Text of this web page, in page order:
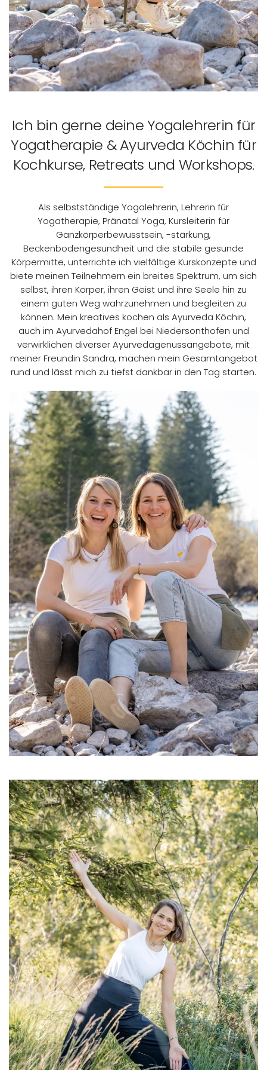
Ich bin gerne deine Yogalehrerin für
Yogatherapie & Ayurveda Köchin für
Kochkurse, Retreats und Workshops.
Als selbstständige Yogalehrerin, Lehrerin für
Yogatherapie, Pränatal Yoga, Kursleiterin für
Ganzkörperbewusstsein, -stärkung,
Beckenbodengesundheit und die stabile gesunde
Körpermitte, unterrichte ich vielfältige Kurskonzepte und
biete meinen Teilnehmern ein breites Spektrum, um sich
selbst, ihren Körper, ihren Geist und ihre Seele hin zu
einem guten Weg wahrzunehmen und begleiten zu
können. Mein kreatives kochen als Ayurveda Köchin,
auch im Ayurvedahof Engel bei Niedersonthofen und
verwirklichen diverser Ayurvedagenussangebote, mit
meiner Freundin Sandra, machen mein Gesamtangebot
rund und lässt mich zu tiefst dankbar in den Tag starten.